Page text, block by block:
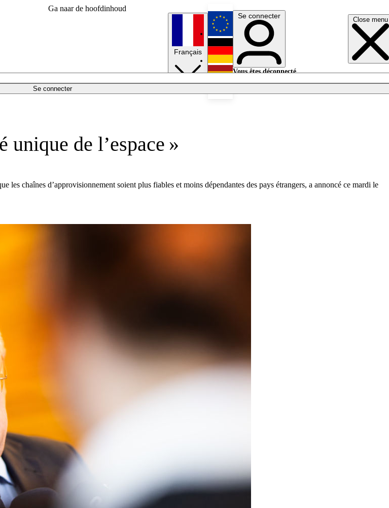
Ga naar de hoofdinhoud
Close menu
Se connecter
Français
English
Deutsch
Se connecter
Vous êtes déconnecté.
unique de l’espace »
les chaînes d’approvisionnement soient plus fiables et moins dépendantes des pays étrangers, a annoncé ce mardi le